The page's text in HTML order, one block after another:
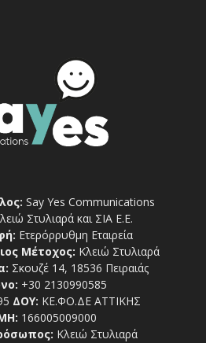
Say Yes Communications
Στυλιαρά και ΣΙΑ Ε.Ε.
Ετερόρρυθμη Εταιρεία
Μέτοχος: Κλειώ Στυλιαρά
Σκουζέ 14, 18536 Πειραιάς
+30 2130990585
ΔΟΥ: ΚΕ.ΦΟ.ΔΕ ΑΤΤΙΚΗΣ
166005009000
Κλειώ Στυλιαρά